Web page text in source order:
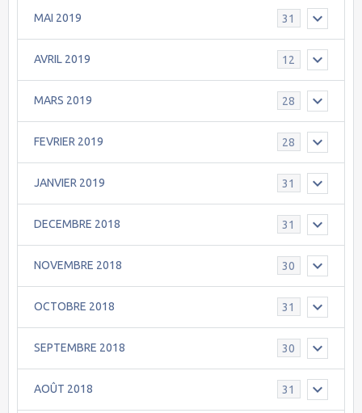
MAI 2019 31
AVRIL 2019 12
MARS 2019 28
FEVRIER 2019 28
JANVIER 2019 31
DECEMBRE 2018 31
NOVEMBRE 2018 30
OCTOBRE 2018 31
SEPTEMBRE 2018 30
AOÛT 2018 31